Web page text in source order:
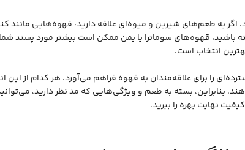
به طعم‌های شیرین و میوه‌ای علاقه دارید، قهوه‌هایی مانند
قهوه‌های سوماترا یا یمن ممکن است بیشتر مورد پسند شما
انتخاب است.
را برای علاقه‌مندان به قهوه فراهم می‌آورد. هر کدام از
بنابراین، بسته به طعم و ویژگی‌هایی که مد نظر دارید،
نهایت بهره را ببرید.